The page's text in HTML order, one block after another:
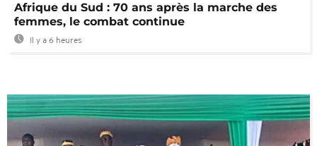
Afrique du Sud : 70 ans après la marche des
femmes, le combat continue
Il y a 6 heures